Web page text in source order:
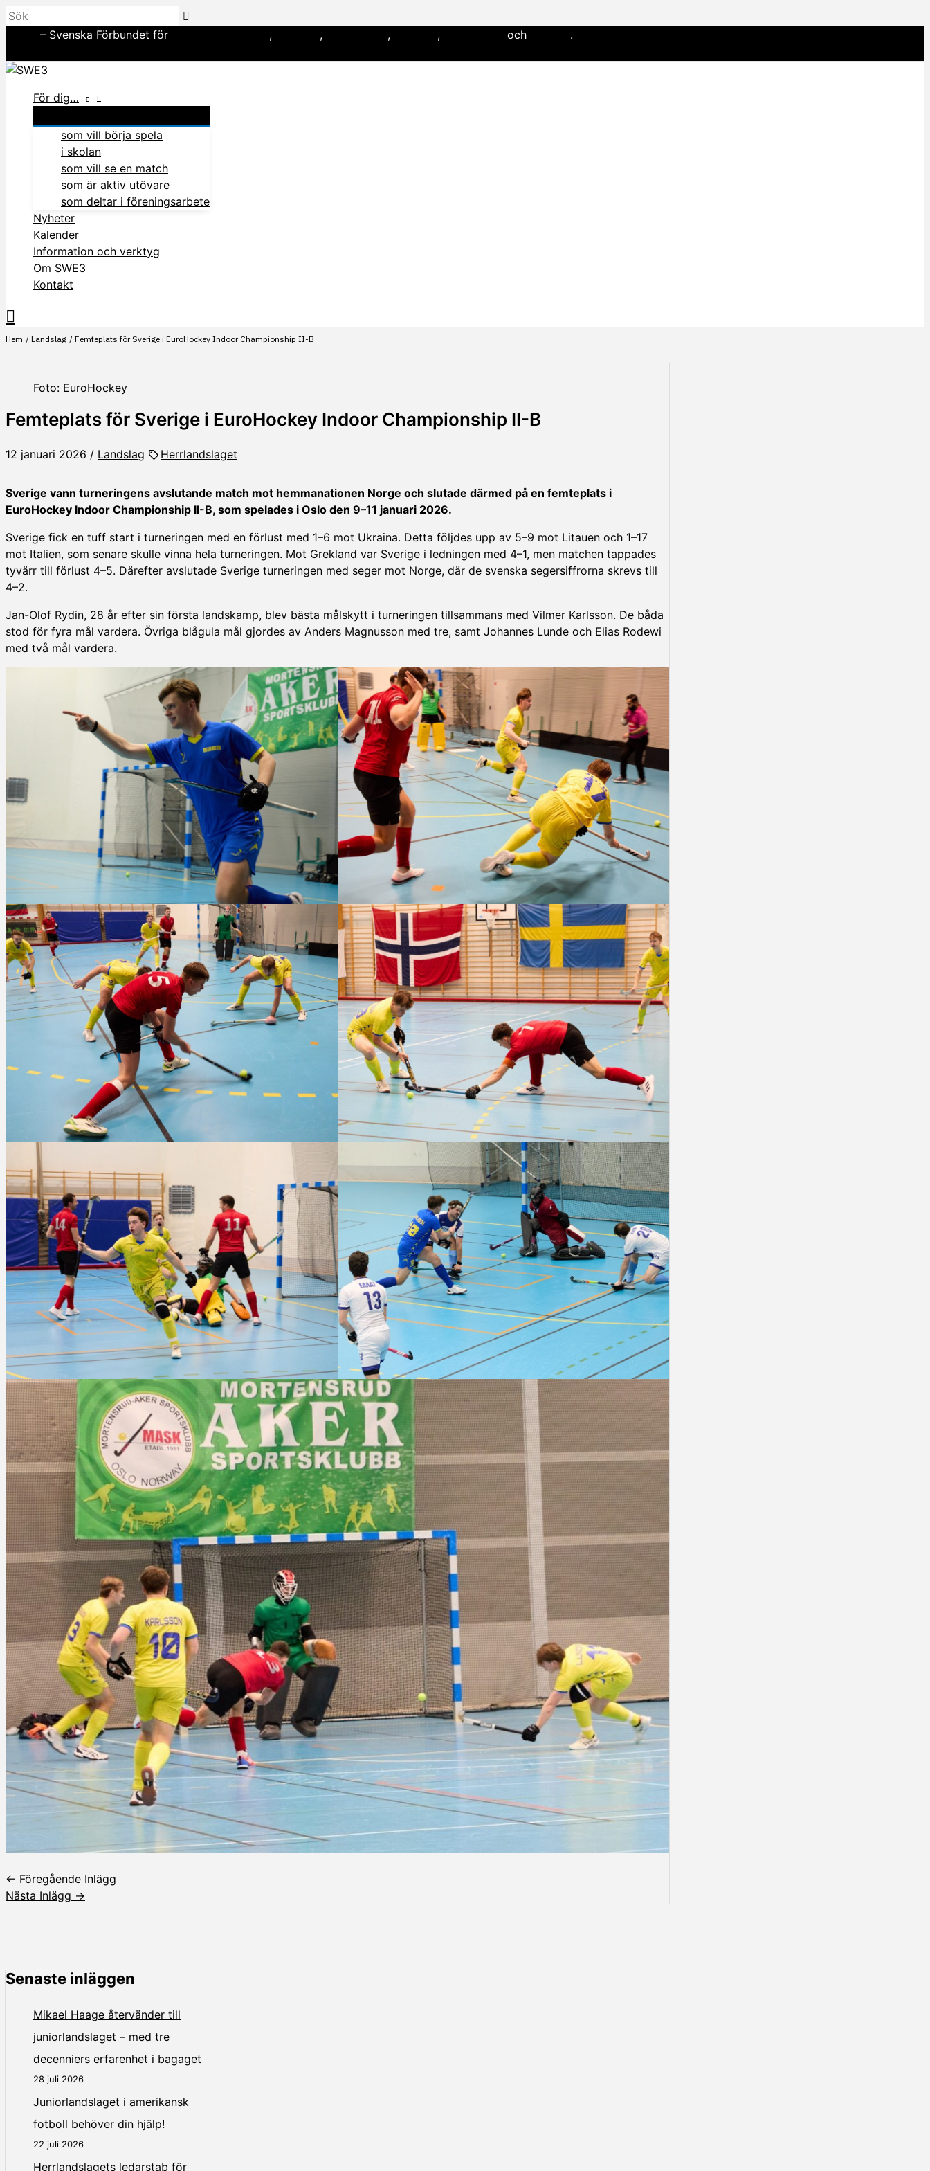
Hoppa
till
Sök
– Svenska Förbundet för , , , , och .
För dig…
som vill börja spela
i skolan
som vill se en match
som är aktiv utövare
som deltar i föreningsarbete
Nyheter
Kalender
Information och verktyg
Om SWE3
Kontakt
Hem Landslag Femteplats för Sverige i EuroHockey Indoor Championship II-B
Foto: EuroHockey
Femteplats för Sverige i EuroHockey Indoor Championship II-B
12 januari 2026 / Landslag Herrlandslaget
Sverige vann turneringens avslutande match mot hemmanationen Norge och slutade därmed på en femteplats i
EuroHockey Indoor Championship II-B, som spelades i Oslo den 9–11 januari 2026.
Sverige fick en tuff start i turneringen med en förlust med 1–6 mot Ukraina. Detta följdes upp av 5–9 mot Litauen och 1–17
mot Italien, som senare skulle vinna hela turneringen. Mot Grekland var Sverige i ledningen med 4–1, men matchen tappades
tyvärr till förlust 4–5. Därefter avslutade Sverige turneringen med seger mot Norge, där de svenska segersiffrorna skrevs till
4–2.
Jan-Olof Rydin, 28 år efter sin första landskamp, blev bästa målskytt i turneringen tillsammans med Vilmer Karlsson. De båda
stod för fyra mål vardera. Övriga blågula mål gjordes av Anders Magnusson med tre, samt Johannes Lunde och Elias Rodewi
med två mål vardera.
← Föregående Inlägg
Nästa Inlägg →
Senaste inläggen
Mikael Haage återvänder till
juniorlandslaget – med tre
decenniers erfarenhet i bagaget
28 juli 2026
Juniorlandslaget i amerikansk
fotboll behöver din hjälp!
22 juli 2026
Herrlandslagets ledarstab för